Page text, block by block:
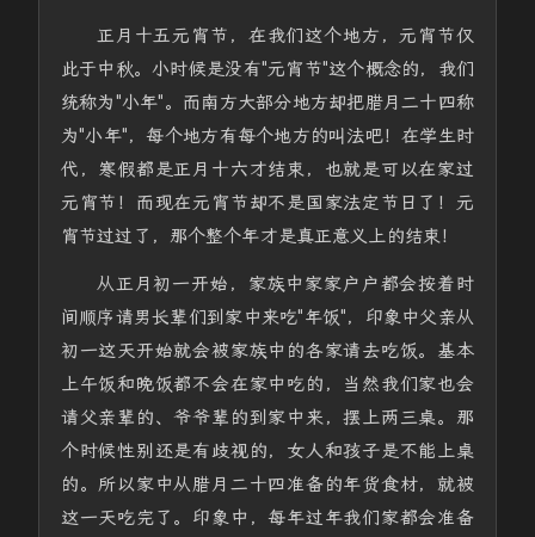
正月十五元宵节，在我们这个地方，元宵节仅
此于中秋。小时候是没有"元宵节"这个概念的，我们
统称为"小年"。而南方大部分地方却把腊月二十四称
为"小年"，每个地方有每个地方的叫法吧！在学生时
代，寒假都是正月十六才结束，也就是可以在家过
元宵节！而现在元宵节却不是国家法定节日了！元
宵节过过了，那个整个年才是真正意义上的结束！
从正月初一开始，家族中家家户户都会按着时
间顺序请男长辈们到家中来吃"年饭"，印象中父亲从
初一这天开始就会被家族中的各家请去吃饭。基本
上午饭和晚饭都不会在家中吃的，当然我们家也会
请父亲辈的、爷爷辈的到家中来，摆上两三桌。那
个时候性别还是有歧视的，女人和孩子是不能上桌
的。所以家中从腊月二十四准备的年货食材，就被
这一天吃完了。印象中，每年过年我们家都会准备